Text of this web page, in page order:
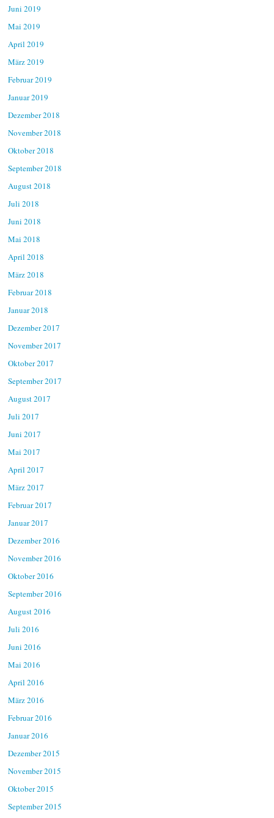
Juni 2019
Mai 2019
April 2019
März 2019
Februar 2019
Januar 2019
Dezember 2018
November 2018
Oktober 2018
September 2018
August 2018
Juli 2018
Juni 2018
Mai 2018
April 2018
März 2018
Februar 2018
Januar 2018
Dezember 2017
November 2017
Oktober 2017
September 2017
August 2017
Juli 2017
Juni 2017
Mai 2017
April 2017
März 2017
Februar 2017
Januar 2017
Dezember 2016
November 2016
Oktober 2016
September 2016
August 2016
Juli 2016
Juni 2016
Mai 2016
April 2016
März 2016
Februar 2016
Januar 2016
Dezember 2015
November 2015
Oktober 2015
September 2015